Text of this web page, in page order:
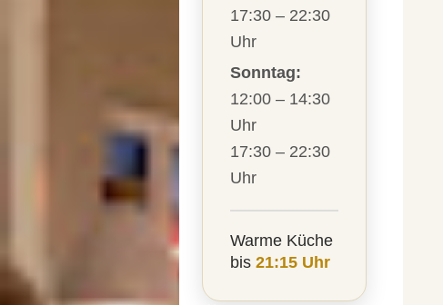
17:30 – 22:30
Uhr
Sonntag:
12:00 – 14:30
Uhr
17:30 – 22:30
Uhr
Warme Küche
bis 21:15 Uhr